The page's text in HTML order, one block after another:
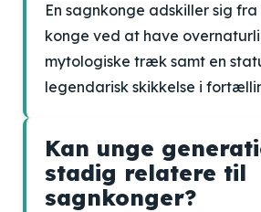
En sagnkonge adskiller sig
konge ved at have
mytologiske træk samt en
legendarisk skikkelse i
Kan unge
stadig relatere til
sagnkonger?